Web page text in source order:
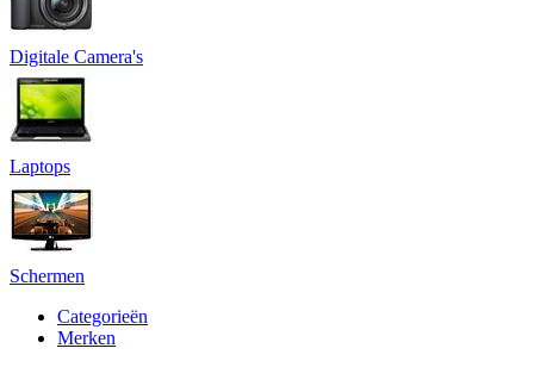
Digitale Camera's
Laptops
Schermen
Categorieën
Merken